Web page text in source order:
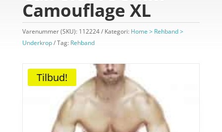
Camouflage XL
Varenummer (SKU): 112224 Kategori: Home > Rehband >
Underkrop
Tag: Rehband
Tilbud!